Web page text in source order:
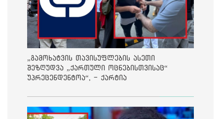
„გამოხატვის თავისუფლების ასეთი
შეზღუდვა „ქართული ოცნებისთვისაც“
უპრეცენდენტოა“, - ქარტია